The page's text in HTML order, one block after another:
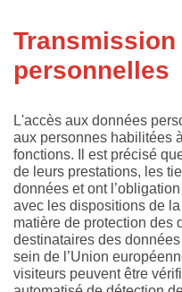
personnelles
L'accès aux données
aux personnes habilitées
fonctions. Il est précisé
de leurs prestations, les
données et ont
avec les dispositions de
matière de protection des
destinataires des
sein de l’Union
visiteurs peuvent être